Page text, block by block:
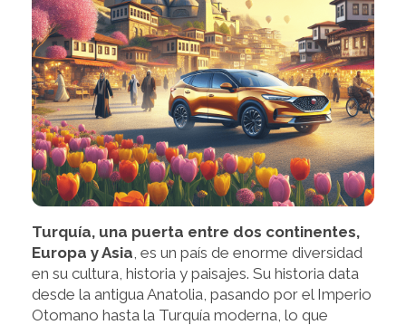
Turquía, una puerta entre dos continentes,
Europa y Asia , es un país de enorme diversidad
en su cultura, historia y paisajes. Su historia data
desde la antigua Anatolia, pasando por el Imperio
Otomano hasta la Turquía moderna, lo que